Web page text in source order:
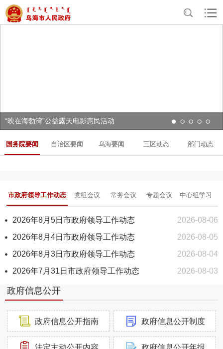
“映在海勃湾”公益露天电影惠民活动
国务院要闻 自治区要闻 乌海要闻 三区动态 部门动态
市政府领导工作动态 党组会议 常务会议 专题会议
中心组学习
2026-08-06
2026年8月5日市政府领导工作动态
2026-08-05
2026年8月4日市政府领导工作动态
2026-08-04
2026年8月3日市政府领导工作动态
2026-08-03
2026年7月31日市政府领导工作动态
市政府党组（扩大）会议召开
2026-06-18
市政府党组（扩大）会议召开
2026-05-21
市政府党组（扩大）会议召开
2026-04-30
市政府党组会议召开
政府信息公开
政府信息公开指南 政府信息公开制度
法定主动公开内容 政府信息公开年报